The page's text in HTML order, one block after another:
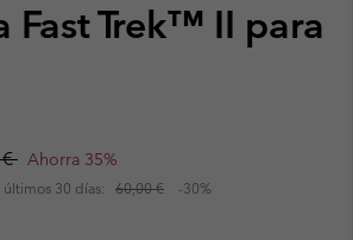
Fast Trek™ II para
price:
€ Ahorra 35%
30 días: 60,00 € -30%